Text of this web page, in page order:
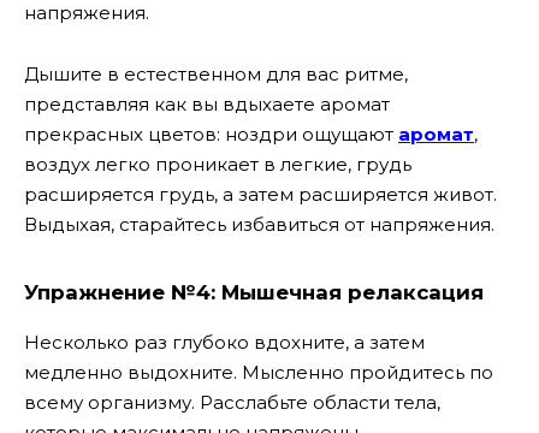
напряжения.
Дышите в естественном для вас ритме,
представляя как вы вдыхаете аромат
прекрасных цветов: ноздри ощущают аромат,
воздух легко проникает в легкие, грудь
расширяется грудь, а затем расширяется живот.
Выдыхая, старайтесь избавиться от напряжения.
Упражнение №4: Мышечная релаксация
Несколько раз глубоко вдохните, а затем
медленно выдохните. Мысленно пройдитесь по
всему организму. Расслабьте области тела,